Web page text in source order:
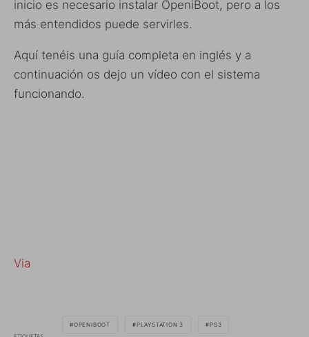
inicio es necesario instalar OpeniBoot, pero a los
más entendidos puede servirles.
Aquí tenéis una guía completa en inglés y a
continuación os dejo un vídeo con el sistema
funcionando.
Via
OPENIBOOT PLAYSTATION 3 PS3